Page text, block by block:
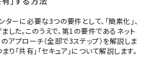
ターに必要な3つの要件として、「簡素化」、
ました。このうえで、第1の要件であるネット
アプローチ（全部で3ステップ）を解説しま
り「共有」「セキュア」について解説します。